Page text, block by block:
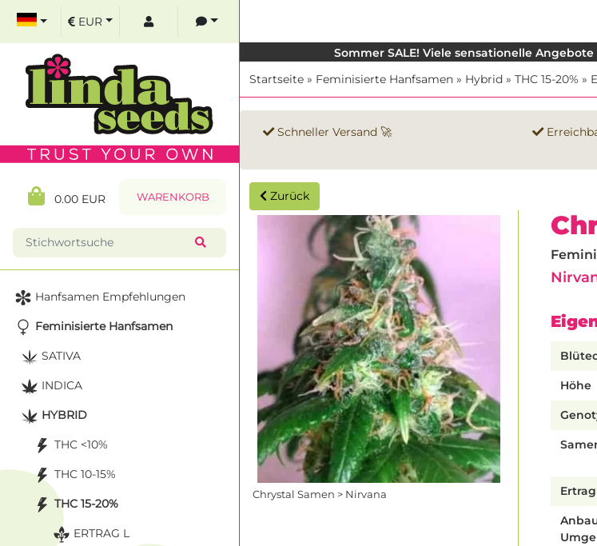
Sommer SALE! Viele sensationelle
Startseite » Feminisierte Hanfsamen » Hybrid » THC 15-20% »
Schneller Versand 🚀
Zurück
Chrystal Samen > Nirvana
Höhe
Ertrag
EUR
0.00 EUR WARENKORB
Hanfsamen Empfehlungen
Feminisierte Hanfsamen
SATIVA
INDICA
HYBRID
THC <10%
THC 10-15%
THC 15-20%
ERTRAG L